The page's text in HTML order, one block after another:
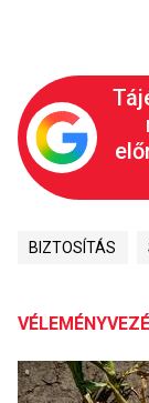
BIZTOSÍTÁS